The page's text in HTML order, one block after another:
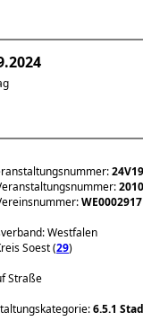
WE0002917
Westfalen
Soest (29)
Straße
6.5.1